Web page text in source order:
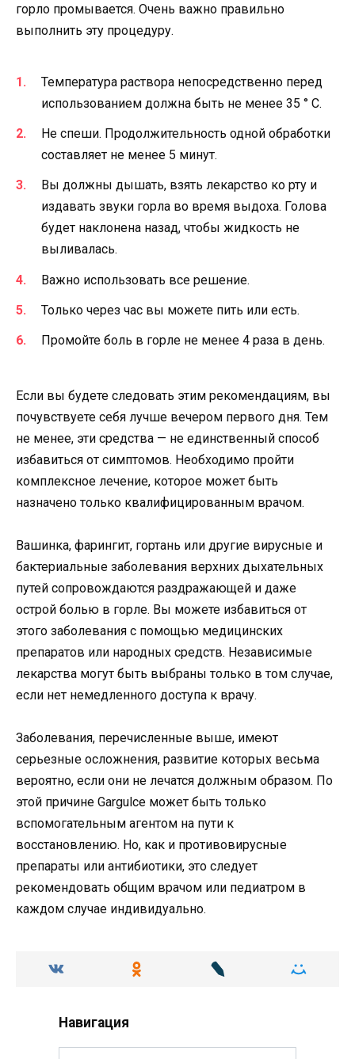
горло промывается. Очень важно правильно
выполнить эту процедуру.
Температура раствора непосредственно перед
использованием должна быть не менее 35 ° С.
Не спеши. Продолжительность одной обработки
составляет не менее 5 минут.
Вы должны дышать, взять лекарство ко рту и
издавать звуки горла во время выдоха. Голова
будет наклонена назад, чтобы жидкость не
выливалась.
Важно использовать все решение.
Только через час вы можете пить или есть.
Промойте боль в горле не менее 4 раза в день.
Если вы будете следовать этим рекомендациям, вы
почувствуете себя лучше вечером первого дня. Тем
не менее, эти средства — не единственный способ
избавиться от симптомов. Необходимо пройти
комплексное лечение, которое может быть
назначено только квалифицированным врачом.
Вашинка, фарингит, гортань или другие вирусные и
бактериальные заболевания верхних дыхательных
путей сопровождаются раздражающей и даже
острой болью в горле. Вы можете избавиться от
этого заболевания с помощью медицинских
препаратов или народных средств. Независимые
лекарства могут быть выбраны только в том случае,
если нет немедленного доступа к врачу.
Заболевания, перечисленные выше, имеют
серьезные осложнения, развитие которых весьма
вероятно, если они не лечатся должным образом. По
этой причине Gargulce может быть только
вспомогательным агентом на пути к
восстановлению. Но, как и противовирусные
препараты или антибиотики, это следует
рекомендовать общим врачом или педиатром в
каждом случае индивидуально.
Навигация